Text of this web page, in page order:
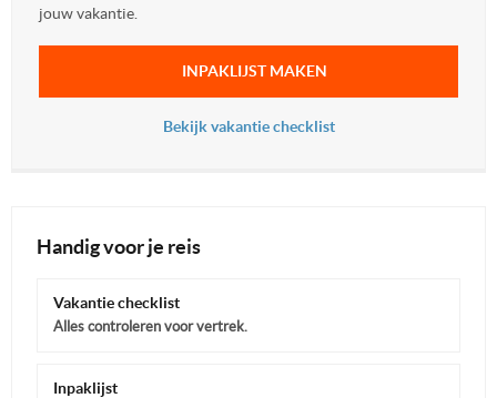
jouw vakantie.
INPAKLIJST MAKEN
Bekijk vakantie checklist
Handig voor je reis
Vakantie checklist
Alles controleren voor vertrek.
Inpaklijst